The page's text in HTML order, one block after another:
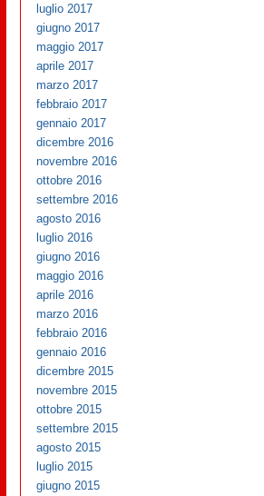
luglio 2017
giugno 2017
maggio 2017
aprile 2017
marzo 2017
febbraio 2017
gennaio 2017
dicembre 2016
novembre 2016
ottobre 2016
settembre 2016
agosto 2016
luglio 2016
giugno 2016
maggio 2016
aprile 2016
marzo 2016
febbraio 2016
gennaio 2016
dicembre 2015
novembre 2015
ottobre 2015
settembre 2015
agosto 2015
luglio 2015
giugno 2015